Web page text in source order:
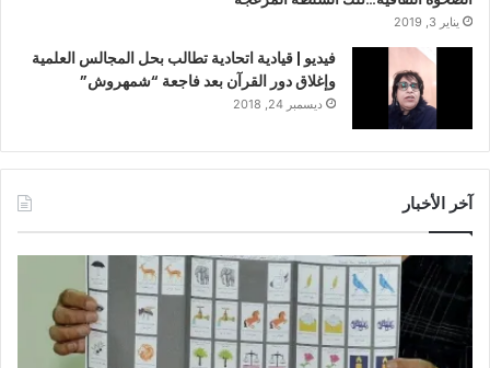
يناير 3, 2019
فيديو | قيادية اتحادية تطالب بحل المجالس العلمية
وإغلاق دور القرآن بعد فاجعة “شمهروش”
ديسمبر 24, 2018
آخر الأخبار